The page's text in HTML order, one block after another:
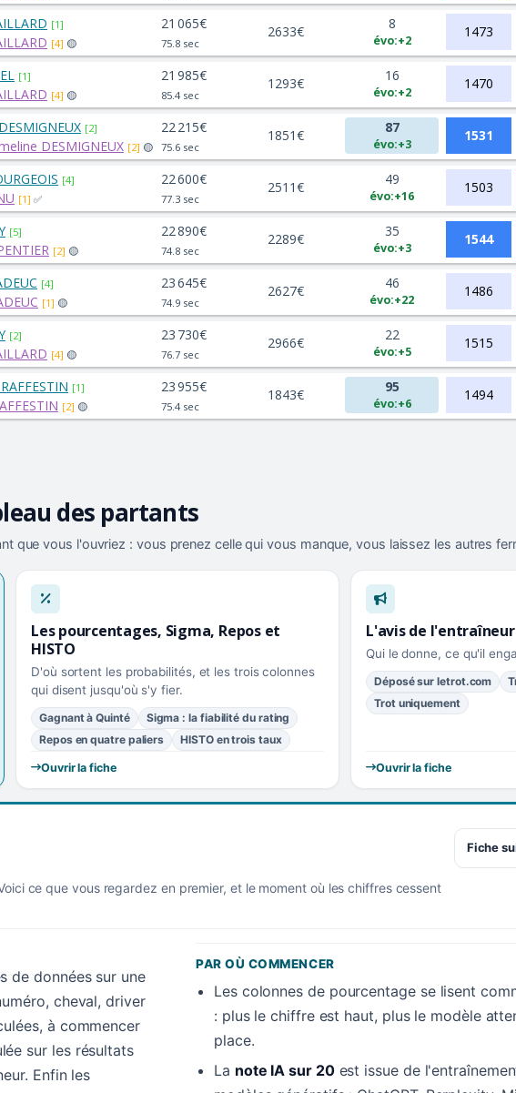
[1]
[4] 🟡
21 065€
75.8 sec
2633€ 8
évo:+2
1473
[1]
[4] 🟡
21 985€
85.4 sec
1293€ 16
évo:+2
1470
[2]
DESMIGNEUX [2] 🟡
22 215€
75.6 sec
1851€ 87
évo:+3
1531
[4]
[1] ✅
22 600€
77.3 sec
2511€ 49
évo:+16
1503
[5]
[2] 🟡
22 890€
74.8 sec
2289€ 35
évo:+3
1544
[4]
[1] 🟡
23 645€
74.9 sec
2627€ 46
évo:+22
1486
[2]
[4] 🟡
23 730€
76.7 sec
2966€ 22
évo:+5
1515
[1]
[2] 🟡
23 955€
75.4 sec
1843€ 95
évo:+6
1494
des partants
que vous l'ouvriez : vous prenez celle qui vous manque, vous laissez les autres
Les pourcentages, Sigma, Repos et
HISTO
D'où sortent les probabilités, et les trois colonnes
qui disent jusqu'où s'y fier.
Gagnant à Quinté
Sigma : la fiabilité du rating
Repos en quatre paliers
HISTO en trois taux
Ouvrir la fiche
L'avis de l'entraîneur
Qui le donne, ce qu'il
Déposé sur letrot.com
Trot uniquement
Ouvrir la fiche
ce que vous regardez en premier, et le moment où les chiffres cessent
Fiche
de données sur une
cheval, driver
à commencer
sur les résultats
Enfin les
PAR OÙ COMMENCER
Les colonnes de pourcentage se lisent
: plus le chiffre est haut, plus le modèle
place.
La note IA sur 20est issue de